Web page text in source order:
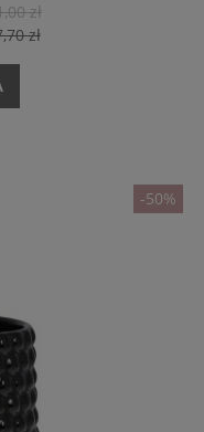
zł
zł
-50%